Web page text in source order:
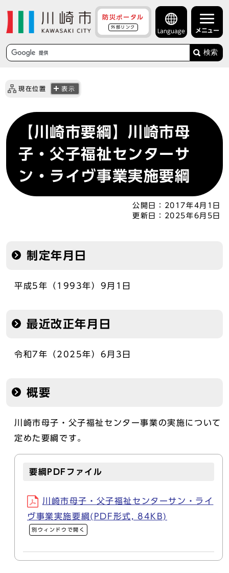
防災ポータル
外部リンク
Language メニュー
検索
現在位置 表示
【川崎市要綱】川崎市母
子・父子福祉センターサ
ン・ライヴ事業実施要綱
公開日：
2017年4月1日
更新日：
2025年6月5日
制定年月日
平成5年（1993年）9月1日
最近改正年月日
令和7年（2025年）6月3日
概要
川崎市母子・父子福祉センター事業の実施について
定めた要綱です。
要綱PDFファイル
川崎市母子・父子福祉センターサン・ライ
ヴ事業実施要綱(PDF形式, 84KB)
別ウィンドウで開く